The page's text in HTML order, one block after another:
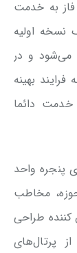
به خدمت
نسخه اولیه
می‌شود و در
بهینه
دائما
پنجره واحد
مخاطب
طراحی
پرتال‌های